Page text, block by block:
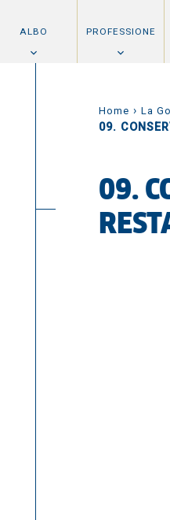
ALBO PROFESSIONE
Home › La
09.
09.